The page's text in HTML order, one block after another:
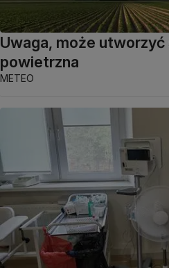
Uwaga, może utworzyć
powietrzna
METEO